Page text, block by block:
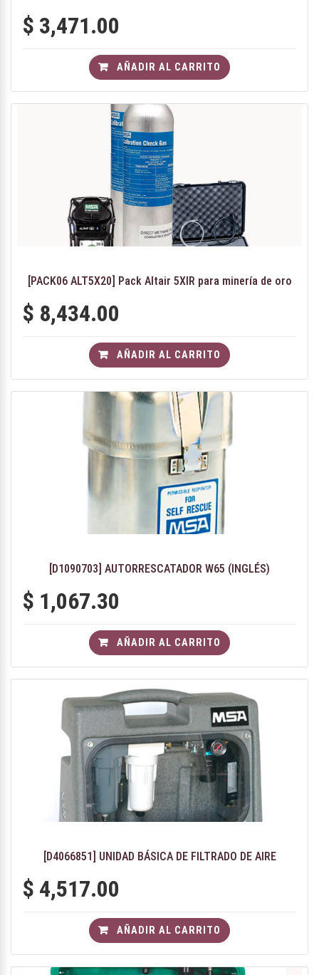
$ 3,471.00
AÑADIR AL CARRITO
[PACK06 ALT5X20] Pack Altair 5XIR para minería de oro
$ 8,434.00
AÑADIR AL CARRITO
[D1090703] AUTORRESCATADOR W65 (INGLÉS)
$ 1,067.30
AÑADIR AL CARRITO
[D4066851] UNIDAD BÁSICA DE FILTRADO DE AIRE
$ 4,517.00
AÑADIR AL CARRITO